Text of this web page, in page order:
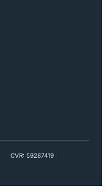
CVR: 59287419